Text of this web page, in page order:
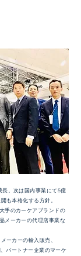
長。次は国内事業にて5億
も本格化する方針。
手のカーケアブランドの
メーカーの代理店事業な
ーカーの輸入販売、
パートナー企業のマーケ